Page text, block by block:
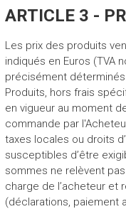
ARTICLE 3 -
Les prix des produits
indiqués en Euros (TVA
précisément
Produits, hors frais
en vigueur au moment
commande par
taxes locales ou droits
susceptibles d’être
sommes ne relèvent
charge de l’acheteur et
(déclarations, paiement